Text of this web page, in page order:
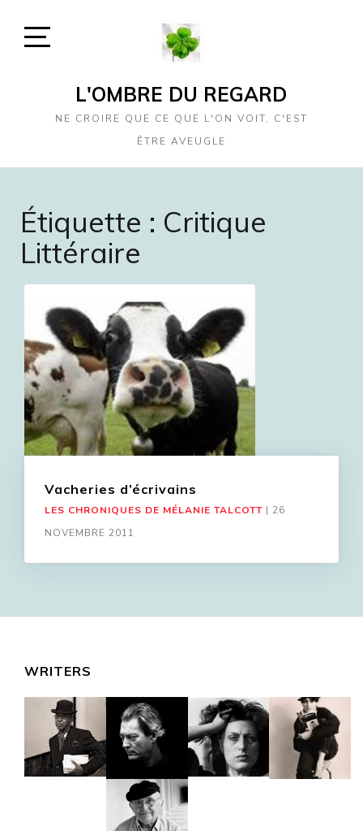
SidebarL'OMBRE DU REGARD
NE CROIRE QUE CE QUE L'ON VOIT, C'EST
ÊTRE AVEUGLE
Étiquette : Critique
Littéraire
Vacheries d’écrivains
LES CHRONIQUES DE MÉLANIE TALCOTT | 26
NOVEMBRE 2011
WRITERS